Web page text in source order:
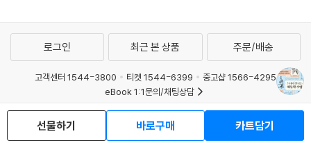
선물하기 바로구매 카트담기
로그인 최근 본 상품 주문/배송
고객센터 1544-3800 티켓 1544-6399
중고샵 1566-4295
eBook 1:1문의/채팅상담
예스이십사(주) 사업자 정보
이용약관
개인정보처리방침
청소년보호정책